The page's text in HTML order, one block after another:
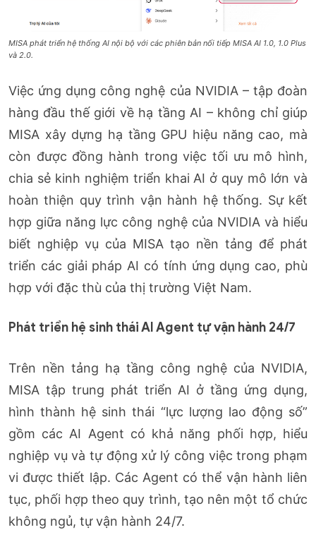
MISA phát triển hệ thống AI nội bộ với các phiên bản nối tiếp MISA AI 1.0, 1.0 Plus
và 2.0.
Việc ứng dụng công nghệ của NVIDIA – tập đoàn
hàng đầu thế giới về hạ tầng AI – không chỉ giúp
MISA xây dựng hạ tầng GPU hiệu năng cao, mà
còn được đồng hành trong việc tối ưu mô hình,
chia sẻ kinh nghiệm triển khai AI ở quy mô lớn và
hoàn thiện quy trình vận hành hệ thống. Sự kết
hợp giữa năng lực công nghệ của NVIDIA và hiểu
biết nghiệp vụ của MISA tạo nền tảng để phát
triển các giải pháp AI có tính ứng dụng cao, phù
hợp với đặc thù của thị trường Việt Nam.
Phát triển hệ sinh thái AI Agent tự vận hành 24/7
Trên nền tảng hạ tầng công nghệ của NVIDIA,
MISA tập trung phát triển AI ở tầng ứng dụng,
hình thành hệ sinh thái “lực lượng lao động số”
gồm các AI Agent có khả năng phối hợp, hiểu
nghiệp vụ và tự động xử lý công việc trong phạm
vi được thiết lập. Các Agent có thể vận hành liên
tục, phối hợp theo quy trình, tạo nên một tổ chức
không ngủ, tự vận hành 24/7.